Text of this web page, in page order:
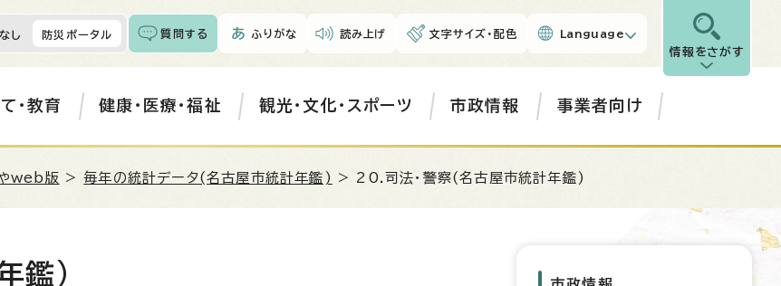
し 防災ポータル 質問する ふりがな 読み上げ 文字サイズ・配色 Language
情報をさがす
・教育 健康・医療・福祉 観光・文化・スポーツ 市政情報 事業者向け
web版 >毎年の統計データ(名古屋市統計年鑑) > 20.司法・警察(名古屋市統計年鑑)
鑑)